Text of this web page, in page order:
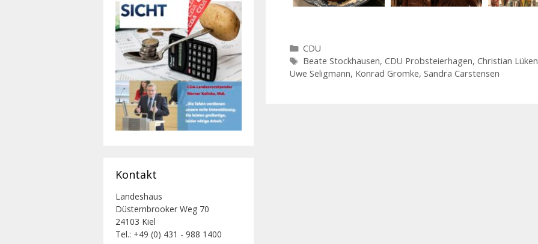
Kategorien
CDU
Schlagwörter
Beate Stockhausen, CDU Probsteierhagen, Christian Lüken
Uwe Seligmann, Konrad Gromke, Sandra Carstensen
Kontakt
Landeshaus
Düsternbrooker Weg 70
24103 Kiel
Tel.: +49 (0) 431 - 988 1400